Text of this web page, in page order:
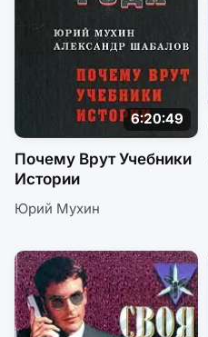
6:20:49
Почему Врут Учебники
Истории
Юрий Мухин